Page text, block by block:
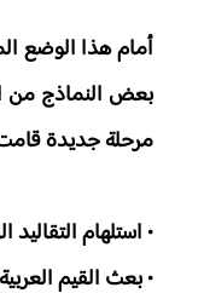
أمام هذا الوضع
بعض النماذج من
مرحلة جديدة
• استلهام التقاليد
• بعث القيم